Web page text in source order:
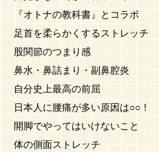
『オトナの教科書』とコラボ
足首を柔らかくするストレッチ
股関節のつまり感
鼻水・鼻詰まり・副鼻腔炎
自分史上最高の前屈
日本人に腰痛が多い原因は○○！
開脚でやってはいけないこと
体の側面ストレッチ